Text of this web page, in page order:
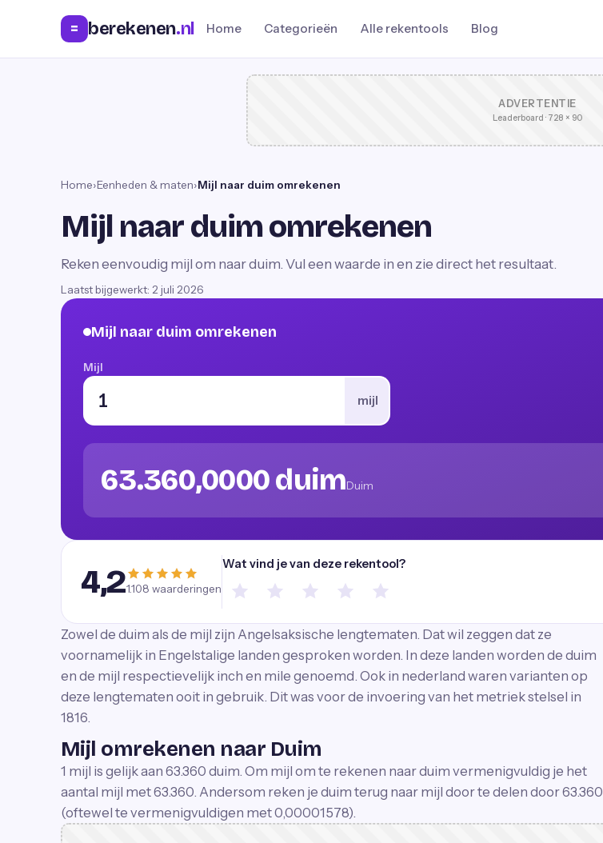
= berekenen.nl Home Categorieën Alle rekentools Blog
ADVERTENTIE
Leaderboard · 728 × 90
Home›Eenheden & maten›Mijl naar duim omrekenen
Mijl naar duim omrekenen
Reken eenvoudig mijl om naar duim. Vul een waarde in en zie direct het resultaat.
Laatst bijgewerkt: 2 juli 2026
Mijl naar duim omrekenen
Mijl
mijl
63.360,0000 duimDuim
4,21.108 waarderingen
Wat vind je van deze rekentool?
Zowel de duim als de mijl zijn Angelsaksische lengtematen. Dat wil zeggen dat ze
voornamelijk in Engelstalige landen gesproken worden. In deze landen worden de duim
en de mijl respectievelijk inch en mile genoemd. Ook in nederland waren varianten op
deze lengtematen ooit in gebruik. Dit was voor de invoering van het metriek stelsel in
1816.
Mijl omrekenen naar Duim
1 mijl is gelijk aan 63.360 duim. Om mijl om te rekenen naar duim vermenigvuldig je het
aantal mijl met 63.360. Andersom reken je duim terug naar mijl door te delen door 63.360
(oftewel te vermenigvuldigen met 0,00001578).